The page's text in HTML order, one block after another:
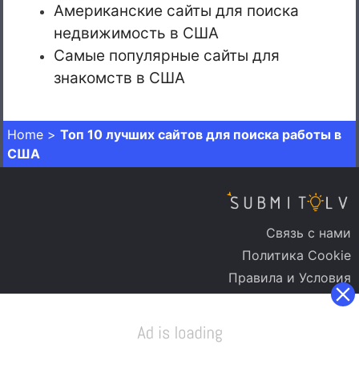
Американские сайты для поиска
недвижимость в США
Самые популярные сайты для
знакомств в США
Home > Топ 10 лучших сайтов для поиска работы в
США
Связь с нами
Политика Cookie
Правила и Условия
Политика Конфиденциальности